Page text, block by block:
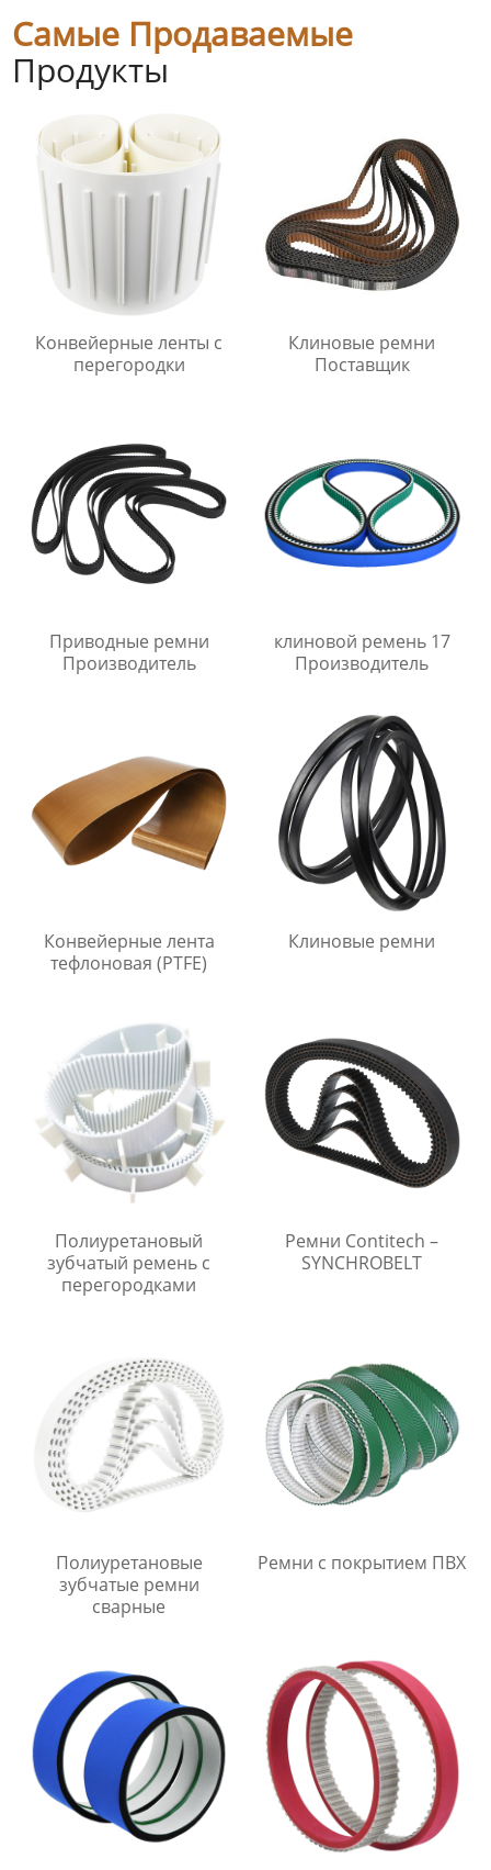
Самые Продаваемые
Продукты
Конвейерные ленты с
перегородки
Клиновые ремни
Поставщик
Приводные ремни
Производитель
клиновой ремень 17
Производитель
Конвейерные лента
тефлоновая (PTFE)
Клиновые ремни
Полиуретановый
зубчатый ремень с
перегородками
Ремни Contitech –
SYNCHROBELT
Полиуретановые
зубчатые ремни
сварные
Ремни с покрытием ПВХ